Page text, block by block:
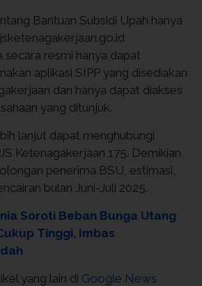
Bantuan Subsidi Upah hanya
secara resmi hanya dapat
aplikasi SIPP yang disediakan
dan hanya dapat diakses
yang ditunjuk.
lanjut dapat menghubungi
Ketenagakerjaan 175. Demikian
penerima BSU, estimasi,
bulan Juni-Juli 2025.
Soroti Beban Bunga Utang
Tinggi, Imbas
yang lain di Google News